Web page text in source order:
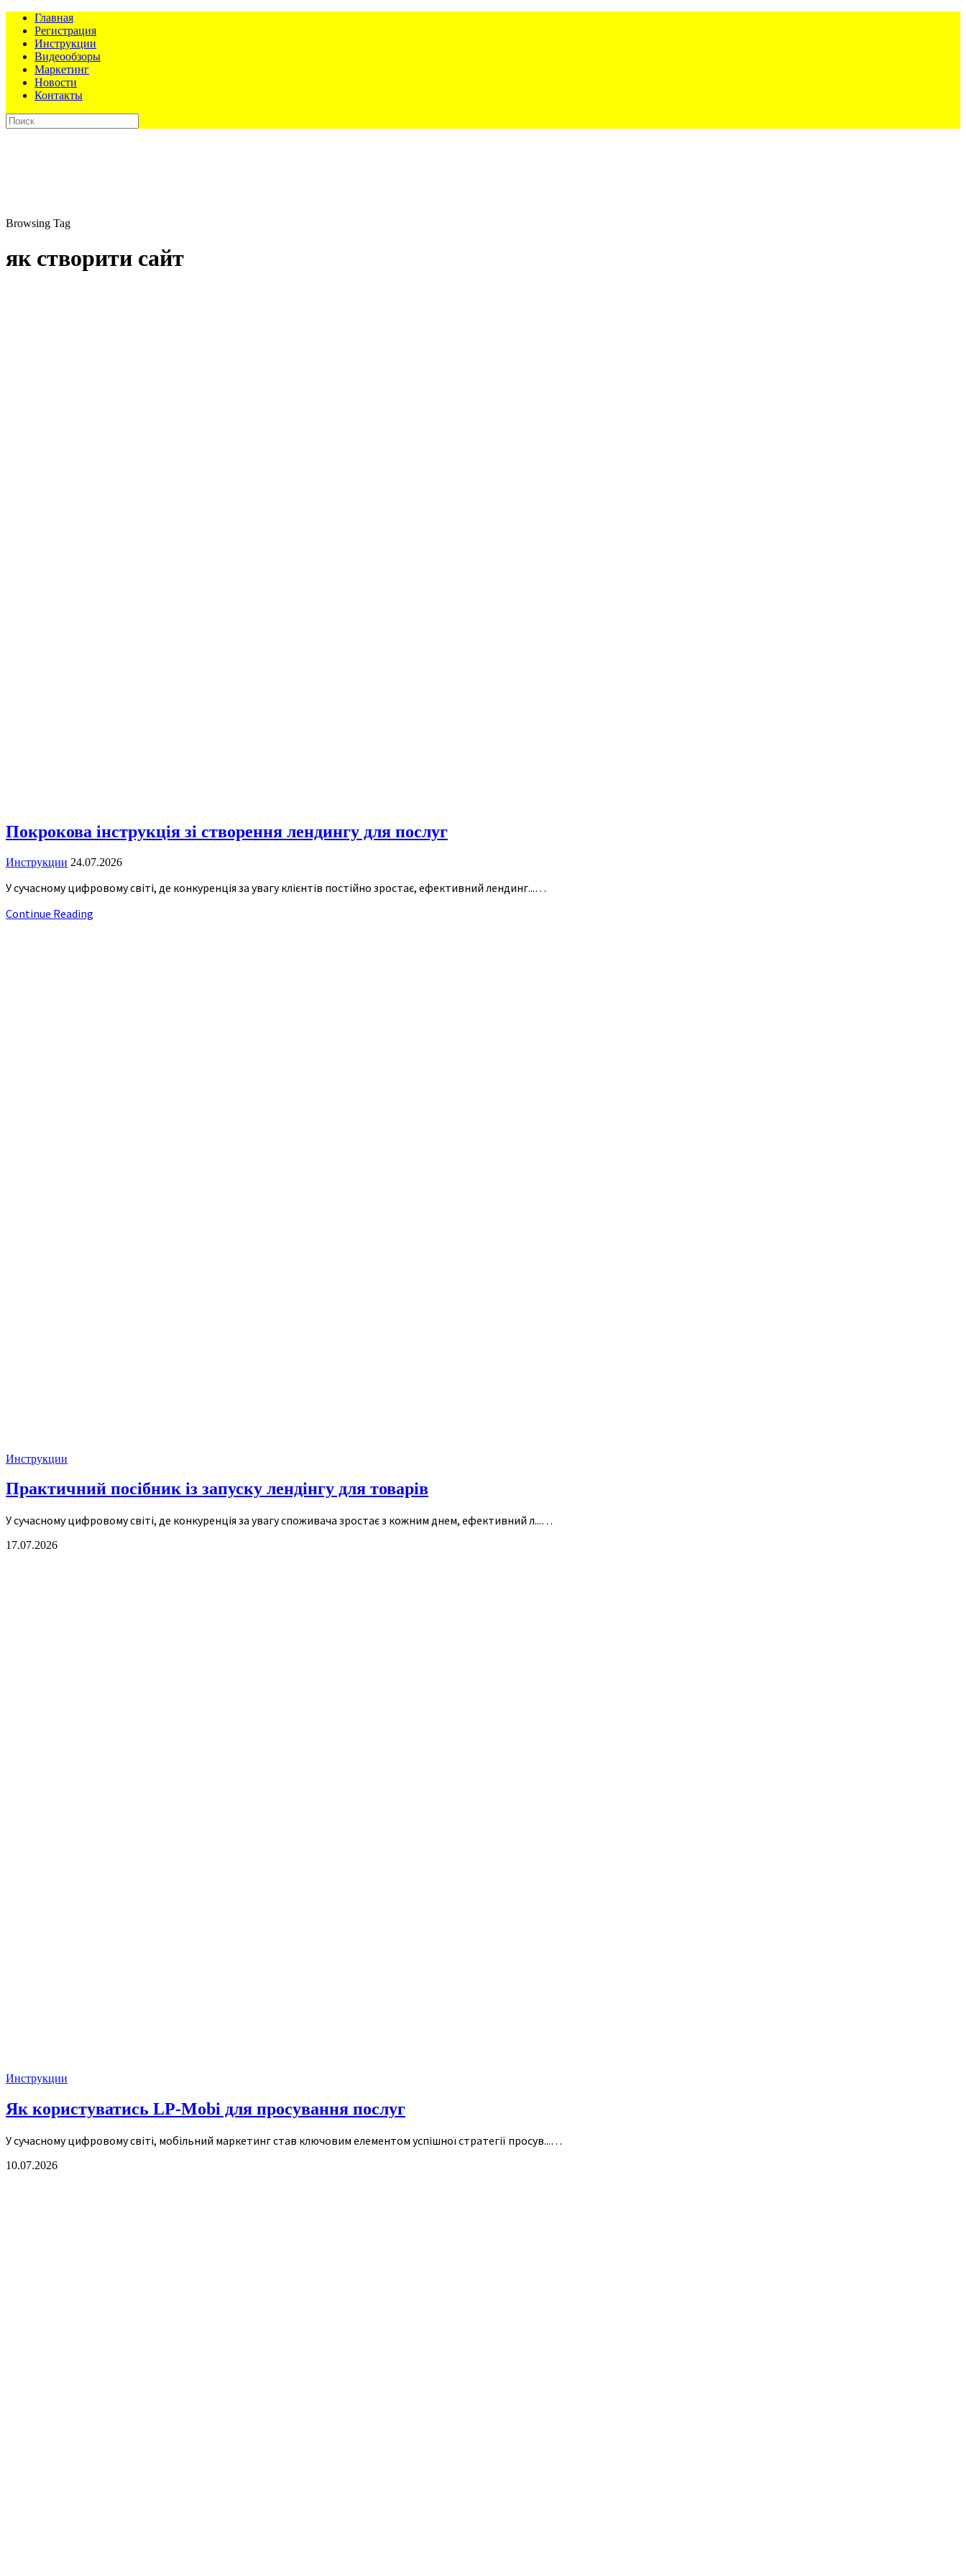
Главная
Регистрация
Инструкции
Видеообзоры
Маркетинг
Новости
Контакты
Browsing Tag
як створити сайт
Покрокова інструкція зі створення лендингу для послуг
Инструкции 24.07.2026
У сучасному цифровому світі, де конкуренція за увагу клієнтів постійно зростає, ефективний лендинг...…
Continue Reading
Инструкции
Практичний посібник із запуску лендінгу для товарів
У сучасному цифровому світі, де конкуренція за увагу споживача зростає з кожним днем, ефективний л...…
17.07.2026
Инструкции
Як користуватись LP-Mobi для просування послуг
У сучасному цифровому світі, мобільний маркетинг став ключовим елементом успішної стратегії просув...…
10.07.2026